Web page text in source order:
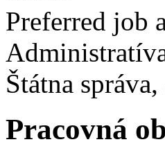
Preferred job
Štátna správa,
Pracovná